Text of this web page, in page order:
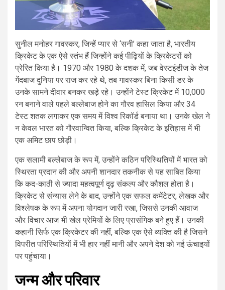
सुनील मनोहर गावस्कर, जिन्हें प्यार से ‘सनी’ कहा जाता है, भारतीय
क्रिकेट के एक ऐसे स्तंभ हैं जिन्होंने कई पीढ़ियों के क्रिकेटरों को
प्रेरित किया है। 1970 और 1980 के दशक में, जब वेस्टइंडीज के तेज
गेंदबाज दुनिया पर राज कर रहे थे, तब गावस्कर बिना किसी डर के
उनके सामने दीवार बनकर खड़े रहे। उन्होंने टेस्ट क्रिकेट में 10,000
रन बनाने वाले पहले बल्लेबाज होने का गौरव हासिल किया और 34
टेस्ट शतक लगाकर एक समय में विश्व रिकॉर्ड बनाया था। उनके खेल ने
न केवल भारत को गौरवान्वित किया, बल्कि क्रिकेट के इतिहास में भी
एक अमिट छाप छोड़ी।
एक सलामी बल्लेबाज के रूप में, उन्होंने कठिन परिस्थितियों में भारत को
स्थिरता प्रदान की और अपनी शानदार तकनीक से यह साबित किया
कि कद-काठी से ज्यादा महत्वपूर्ण दृढ़ संकल्प और कौशल होता है।
क्रिकेट से संन्यास लेने के बाद, उन्होंने एक सफल कमेंटेटर, लेखक और
विश्लेषक के रूप में अपना योगदान जारी रखा, जिससे उनकी आवाज
और विचार आज भी खेल प्रेमियों के लिए प्रासंगिक बने हुए हैं। उनकी
कहानी सिर्फ एक क्रिकेटर की नहीं, बल्कि एक ऐसे व्यक्ति की है जिसने
विपरीत परिस्थितियों में भी हार नहीं मानी और अपने देश को नई ऊंचाइयों
पर पहुंचाया।
जन्म और परिवार